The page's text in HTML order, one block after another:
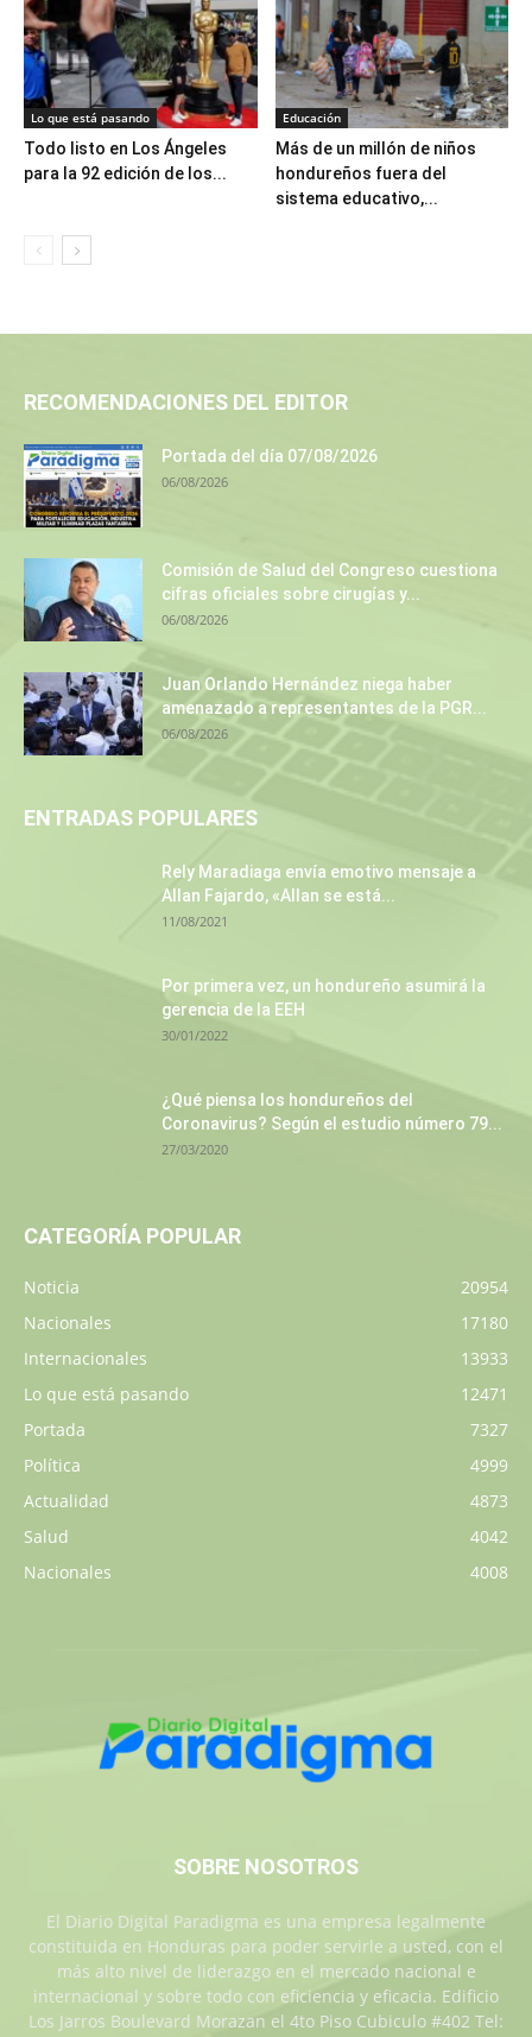
Lo que está pasando
Todo listo en Los Ángeles
para la 92 edición de los...
Educación
Más de un millón de niños
hondureños fuera del
sistema educativo,...
RECOMENDACIONES DEL EDITOR
Portada del día 07/08/2026
06/08/2026
Comisión de Salud del Congreso cuestiona
cifras oficiales sobre cirugías y...
06/08/2026
Juan Orlando Hernández niega haber
amenazado a representantes de la PGR...
06/08/2026
ENTRADAS POPULARES
Rely Maradiaga envía emotivo mensaje a
Allan Fajardo, «Allan se está...
11/08/2021
Por primera vez, un hondureño asumirá la
gerencia de la EEH
30/01/2022
¿Qué piensa los hondureños del
Coronavirus? Según el estudio número 79...
27/03/2020
CATEGORÍA POPULAR
Noticia
20954
Nacionales
17180
Internacionales
13933
Lo que está pasando
12471
Portada
7327
Política
4999
Actualidad
4873
Salud
4042
Nacionales
4008
SOBRE NOSOTROS
El Diario Digital Paradigma es una empresa legalmente
constituida en Honduras para poder servirle a usted, con el
más alto nivel de liderazgo en el mercado nacional e
internacional y sobre todo con eficiencia y eficacia. Edificio
Los Jarros Boulevard Morazan el 4to Piso Cubiculo #402 Tel: